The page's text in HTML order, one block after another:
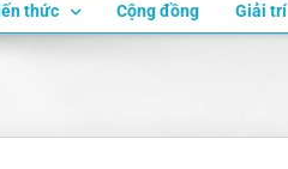
thức Cộng đồng Giải trí